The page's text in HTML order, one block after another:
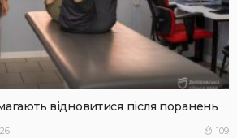
відновитися після поранень
109